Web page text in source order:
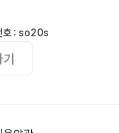
호 : so20s